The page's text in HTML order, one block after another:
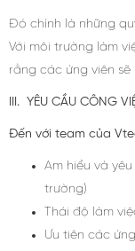
Đó chính là những
Với môi trường làm
rằng các ứng viên sẽ
III. YÊU CẦU CÔNG
Đến với team của
Am hiểu và
trường)
Thái độ làm
Ưu tiên các